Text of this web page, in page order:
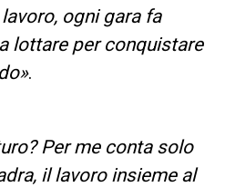
ogni gara fa
lottare per conquistare
.
Per me conta solo
il lavoro insieme al